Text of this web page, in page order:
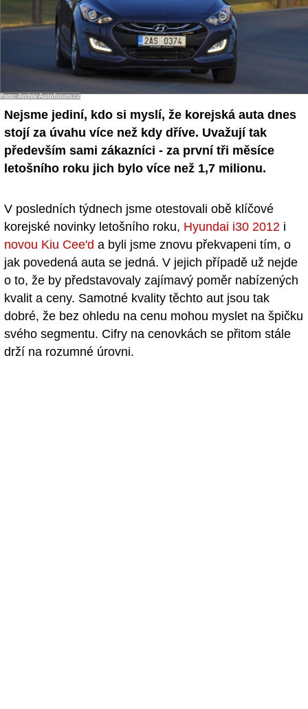
Foto: Archiv Autoforum.cz
Nejsme jediní, kdo si myslí, že korejská auta dnes
stojí za úvahu více než kdy dříve. Uvažují tak
především sami zákazníci - za první tři měsíce
letošního roku jich bylo více než 1,7 milionu.
V posledních týdnech jsme otestovali obě klíčové
korejské novinky letošního roku, Hyundai i30 2012 i
novou Kiu Cee'd a byli jsme znovu překvapeni tím, o
jak povedená auta se jedná. V jejich případě už nejde
o to, že by představovaly zajímavý poměr nabízených
kvalit a ceny. Samotné kvality těchto aut jsou tak
dobré, že bez ohledu na cenu mohou myslet na špičku
svého segmentu. Cifry na cenovkách se přitom stále
drží na rozumné úrovni.